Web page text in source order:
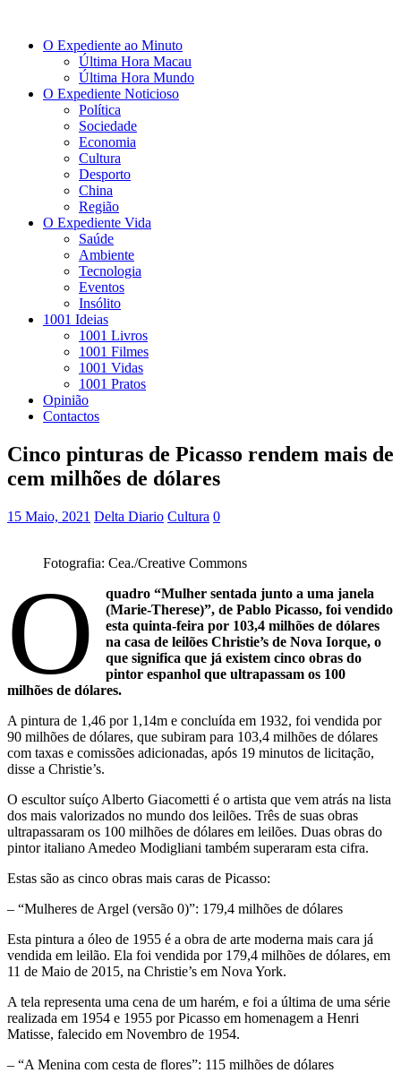
O Expediente ao Minuto
Última Hora Macau
Última Hora Mundo
O Expediente Noticioso
Política
Sociedade
Economia
Cultura
Desporto
China
Região
O Expediente Vida
Saúde
Ambiente
Tecnologia
Eventos
Insólito
1001 Ideias
1001 Livros
1001 Filmes
1001 Vidas
1001 Pratos
Opinião
Contactos
Cinco pinturas de Picasso rendem mais de
cem milhões de dólares
15 Maio, 2021 Delta Diario Cultura 0
Fotografia: Cea./Creative Commons
O
quadro “Mulher sentada junto a uma janela
(Marie-Therese)”, de Pablo Picasso, foi vendido
esta quinta-feira por 103,4 milhões de dólares
na casa de leilões Christie’s de Nova Iorque, o
que significa que já existem cinco obras do
pintor espanhol que ultrapassam os 100
milhões de dólares.
A pintura de 1,46 por 1,14m e concluída em 1932, foi vendida por
90 milhões de dólares, que subiram para 103,4 milhões de dólares
com taxas e comissões adicionadas, após 19 minutos de licitação,
disse a Christie’s.
O escultor suíço Alberto Giacometti é o artista que vem atrás na lista
dos mais valorizados no mundo dos leilões. Três de suas obras
ultrapassaram os 100 milhões de dólares em leilões. Duas obras do
pintor italiano Amedeo Modigliani também superaram esta cifra.
Estas são as cinco obras mais caras de Picasso:
– “Mulheres de Argel (versão 0)”: 179,4 milhões de dólares
Esta pintura a óleo de 1955 é a obra de arte moderna mais cara já
vendida em leilão. Ela foi vendida por 179,4 milhões de dólares, em
11 de Maio de 2015, na Christie’s em Nova York.
A tela representa uma cena de um harém, e foi a última de uma série
realizada em 1954 e 1955 por Picasso em homenagem a Henri
Matisse, falecido em Novembro de 1954.
– “A Menina com cesta de flores”: 115 milhões de dólares